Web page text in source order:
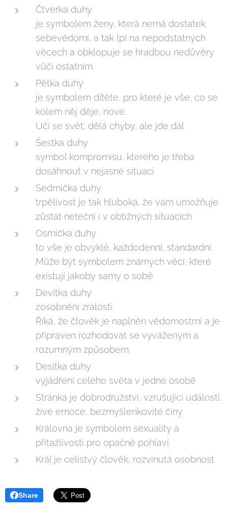
Čtverka duhy
je symbolem ženy, která nemá dostatek
sebevědomí, a tak lpí na nepodstatných
věcech a obklopuje se hradbou nedůvěry
vůči ostatním.
Pětka duhy
je symbolem dítěte, pro které je vše, co se
kolem něj děje, nové.
Učí se svět, dělá chyby, ale jde dál
Šestka duhy
symbol kompromisu, kterého je třeba
dosáhnout v nejasné situaci
Sedmička duhy
trpělivost je tak hluboká, že vám umožňuje
zůstat neteční i v obtížných situacích
Osmička duhy
to vše je obvyklé, každodenní, standardní.
Může být symbolem známých věcí, které
existují jakoby samy o sobě
Devítka duhy
zosobnění zralosti.
Říká, že člověk je naplněn vědomostmi a je
připraven rozhodovat se vyváženým a
rozumným způsobem.
Desítka duhy
vyjádření celého světa v jedné osobě
Stránka je dobrodružství, vzrušující události,
živé emoce, bezmyšlenkovité činy
Královna je symbolem sexuality a
přitažlivosti pro opačné pohlaví.
Král je celistvý člověk, rozvinutá osobnost
Share